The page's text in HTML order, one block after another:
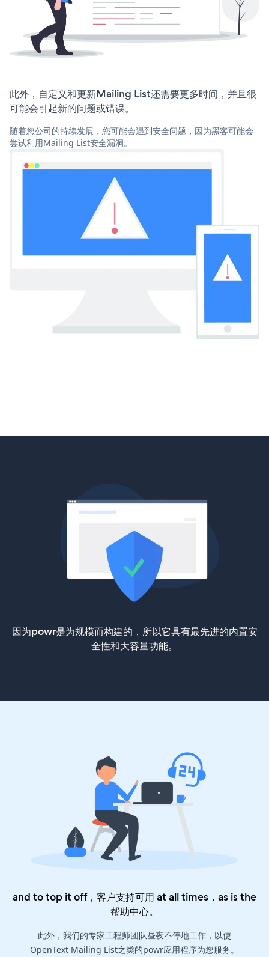
此外，自定义和更新Mailing List还需要更多时间，并且很
可能会引起新的问题或错误。
随着您公司的持续发展，您可能会遇到安全问题，因为黑客可能会
尝试利用Mailing List安全漏洞。
因为powr是为规模而构建的，所以它具有最先进的内置安
全性和大容量功能。
and to top it off，客户支持可用 at all times，as is the
帮助中心。
此外，我们的专家工程师团队昼夜不停地工作，以使
OpenText Mailing List之类的powr应用程序为您服务。